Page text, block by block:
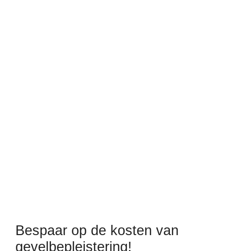
Bespaar op de kosten van
gevelbepleistering!